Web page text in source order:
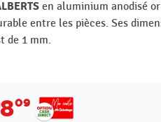
en aluminium anodisé
entre les pièces. Ses
de 1 mm.
809